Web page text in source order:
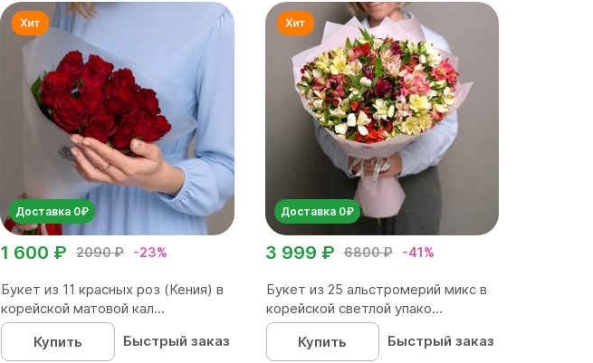
Доставка 0₽
2090 ₽ -23%
1 600 ₽
Букет из 11 красных роз (Кения) в
корейской матовой кал...
Купить
Быстрый заказ
Доставка 0₽
6800 ₽ -41%
3 999 ₽
Букет из 25 альстромерий микс в
корейской светлой упако...
Купить
Быстрый заказ